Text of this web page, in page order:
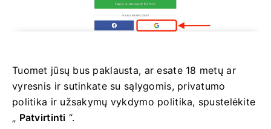
Tuomet jūsų bus paklausta, ar esate 18 metų ar
vyresnis ir sutinkate su sąlygomis, privatumo
politika ir užsakymų vykdymo politika, spustelėkite
„ Patvirtinti “.